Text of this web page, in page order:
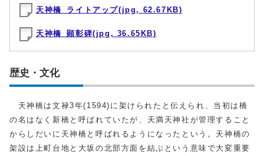
天神橋_ライトアップ(jpg, 62.67KB)
天神橋_顕彰碑(jpg, 36.65KB)
歴史・文化
天神橋は文禄3年(1594)に架けられたと伝えられ、当初は橋
の名はなく新橋と呼ばれていたが、天満天神社が管理すること
からしだいに天神橋と呼ばれるようになったという。天神橋の
架設は上町台地と大坂の北部方面を結ぶという意味で大変重要